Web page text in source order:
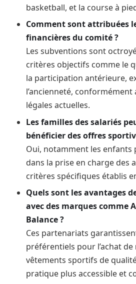
basketball, et la course à
Comment sont attribuées
financières du comité ?
Les subventions sont
critères objectifs comme le
la participation antérieure,
l’ancienneté, conformément
légales actuelles.
Les familles des salariés
bénéficier des offres
Oui, notamment les enfants
dans la prise en charge des
critères spécifiques établis
Quels sont les avantages
avec des marques comme
Balance ?
Ces partenariats
préférentiels pour l’achat
vêtements sportifs de
pratique plus accessible et